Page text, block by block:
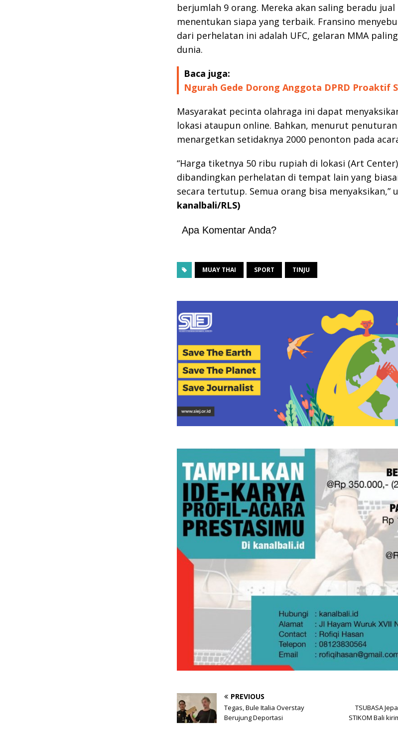
berjumlah 9 orang. Mereka akan saling beradu
menentukan siapa yang terbaik. Fransino
dari perhelatan ini adalah UFC, gelaran MMA
dunia.
Baca juga:
Ngurah Gede Dorong Anggota DPRD Proaktif
Masyarakat pecinta olahraga ini dapat
lokasi ataupun online. Bahkan, menurut
menargetkan setidaknya 2000 penonton pada
“Harga tiketnya 50 ribu rupiah di lokasi (Art
dibandingkan perhelatan di tempat lain yang
secara tertutup. Semua orang bisa menyaksikan,”
kanalbali/RLS)
Apa Komentar Anda?
MUAY THAI SPORT TINJU
PREVIOUS
Tegas, Bule Italia Overstay
Berujung Deportasi
TSUBASA
STIKOM Bali